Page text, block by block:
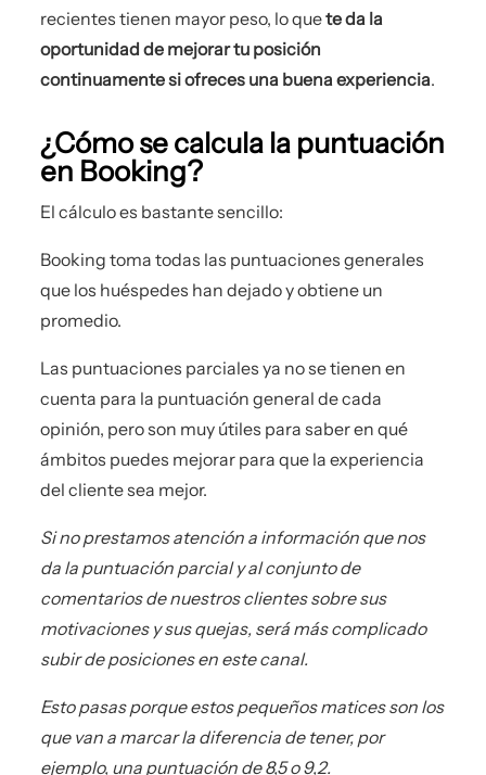
recientes tienen mayor peso, lo quete da la
oportunidad de mejorar tu posición
continuamente si ofreces una buena experiencia.
¿Cómo se calcula la puntuación
en Booking?
El cálculo es bastante sencillo:
Booking toma todas las puntuaciones generales
que los huéspedes han dejado y obtiene un
promedio.
Las puntuaciones parciales ya no se tienen en
cuenta para la puntuación general de cada
opinión, pero son muy útiles para saber en qué
ámbitos puedes mejorar para que la experiencia
del cliente sea mejor.
Si no prestamos atención a información que nos
da la puntuación parcial y al conjunto de
comentarios de nuestros clientes sobre sus
motivaciones y sus quejas, será más complicado
subir de posiciones en este canal.
Esto pasas porque estos pequeños matices son los
que van a marcar la diferencia de tener, por
ejemplo, una puntuación de 8,5 o 9,2.